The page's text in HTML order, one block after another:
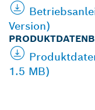
Version)
1.5 MB)